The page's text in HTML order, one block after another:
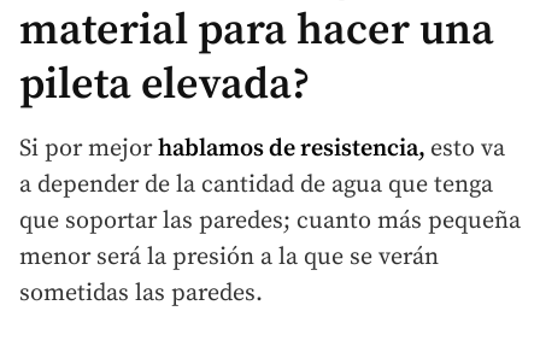
material para hacer una
pileta elevada?
Si por mejorhablamos de resistencia, esto va
a depender de la cantidad de agua que tenga
que soportar las paredes; cuanto más pequeña
menor será la presión a la que se verán
sometidas las paredes.